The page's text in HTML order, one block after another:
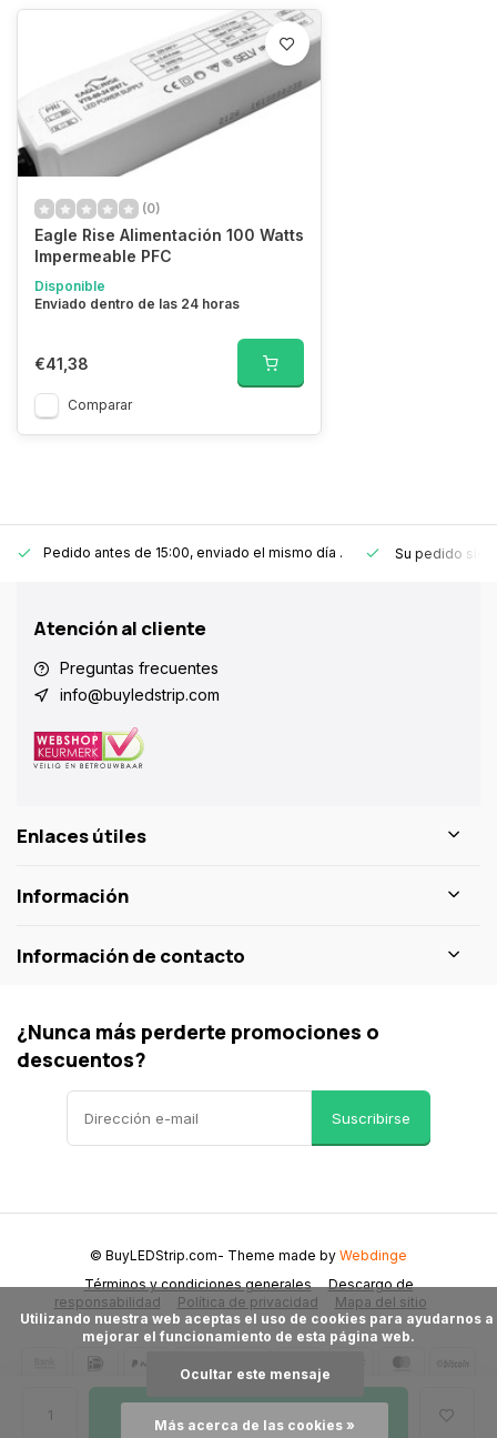
(0)
Eagle Rise Alimentación 100 Watts
Impermeable PFC
Disponible
Enviado dentro de las 24 horas
€41,38
Comparar
Pedido antes de 15:00, enviado el mismo día . Su pedido
Atención al cliente
Preguntas frecuentes
info@buyledstrip.com
Enlaces útiles
Información
Información de contacto
¿Nunca más perderte promociones o
descuentos?
Suscribirse
Términos y condiciones generales
Descargo de
responsabilidad
Política de privacidad Mapa del sitio
© BuyLEDStrip.com- Theme made by Webdinge
mejorar el funcionamiento de esta página web.
Ocultar este mensaje
Más acerca de las cookies »